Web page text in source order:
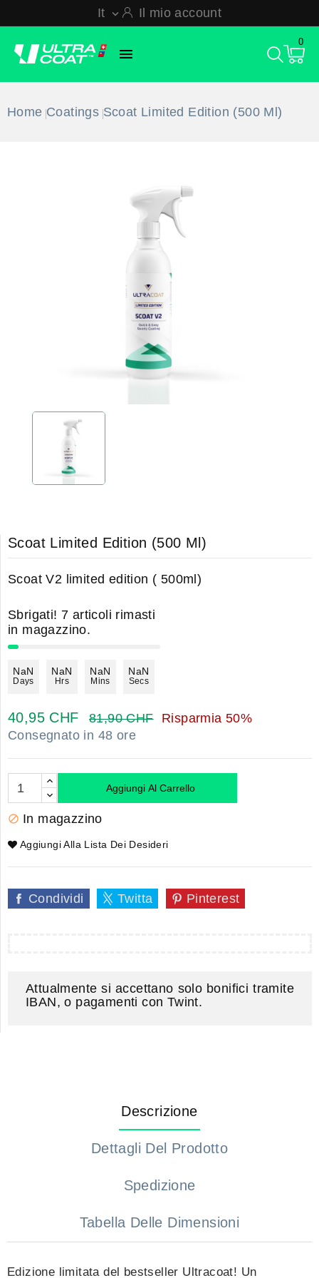
It  Il mio account

0
Home Coatings Scoat Limited Edition (500 Ml)
Scoat Limited Edition (500 Ml)
Scoat V2 limited edition ( 500ml)
Sbrigati! 7 articoli rimasti
in magazzino.
NaN
Days
NaN
Hrs
NaN
Mins
NaN
Secs
40,95 CHF 81,90 CHF
Risparmia 50%
Consegnato in 48 ore
Aggiungi Al Carrello
 In magazzino
Aggiungi Alla Lista Dei Desideri
Condividi Twitta Pinterest
Attualmente si accettano solo bonifici tramite
IBAN, o pagamenti con Twint.
Descrizione
Dettagli Del Prodotto
Spedizione
Tabella Delle Dimensioni
Edizione limitata del bestseller Ultracoat! Un